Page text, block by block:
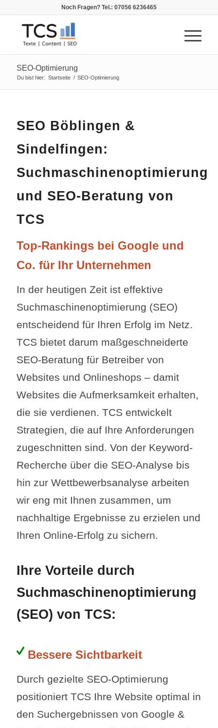
Noch Fragen? Tel.: 07056 6236465
SEO-Optimierung
Du bist hier: Startseite / SEO-Optimierung
SEO Böblingen &
Sindelfingen:
Suchmaschinenoptimierung
und SEO-Beratung von
TCS
Top-Rankings bei Google und
Co. für Ihr Unternehmen
In der heutigen Zeit ist effektive
Suchmaschinenoptimierung (SEO)
entscheidend für Ihren Erfolg im Netz.
TCS bietet darum maßgeschneiderte
SEO-Beratung für Betreiber von
Websites und Onlineshops – damit
Websites die Aufmerksamkeit erhalten,
die sie verdienen. TCS entwickelt
Strategien, die auf Ihre Anforderungen
zugeschnitten sind. Von der Keyword-
Recherche über die SEO-Analyse bis
hin zur Wettbewerbsanalyse arbeiten
wir eng mit Ihnen zusammen, um
nachhaltige Ergebnisse zu erzielen und
Ihren Online-Erfolg zu sichern.
Ihre Vorteile durch
Suchmaschinenoptimierung
(SEO) von TCS:
Bessere Sichtbarkeit
Durch gezielte SEO-Optimierung
positioniert TCS Ihre Website optimal in
den Suchergebnissen von Google &